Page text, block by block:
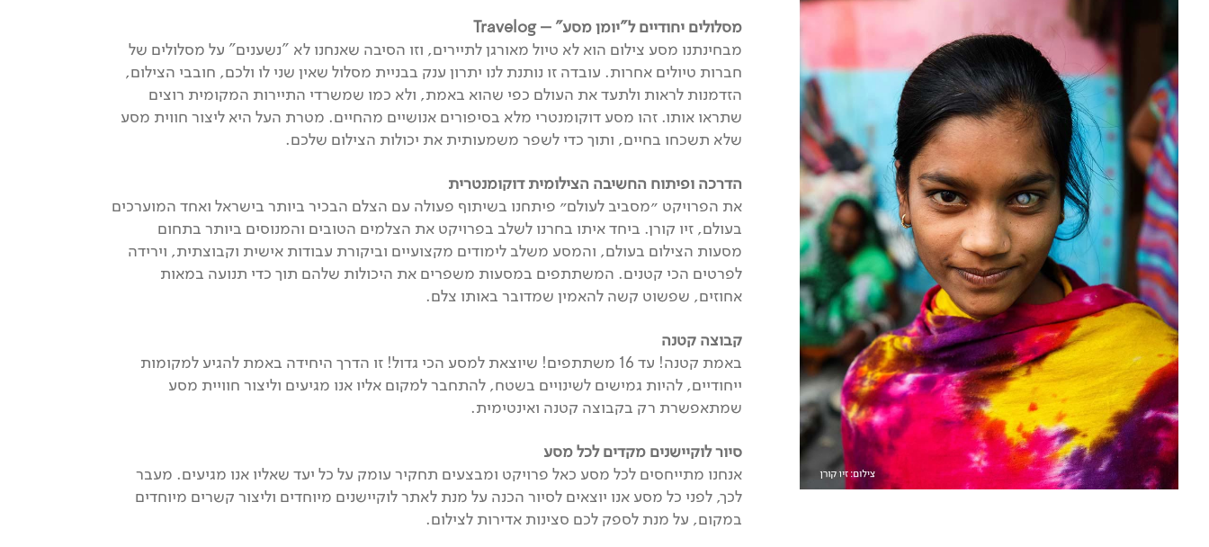
מסלולים יחודיים ל"יומן מסע" – Travelog
מבחינתנו מסע צילום הוא לא טיול מאורגן לתיירים, וזו הסיבה שאנחנו לא "נשענים" על מסלולים של
חברות טיולים אחרות. עובדה זו נותנת לנו יתרון ענק בבניית מסלול שאין שני לו ולכם, חובבי הצילום,
הזדמנות לראות ולתעד את העולם כפי שהוא באמת, ולא כמו שמשרדי התיירות המקומית רוצים
שתראו אותו. זהו מסע דוקומנטרי מלא בסיפורים אנושיים מהחיים. מטרת העל היא ליצור חווית מסע
שלא תשכחו בחיים, ותוך כדי לשפר משמעותית את יכולות הצילום שלכם.
הדרכה ופיתוח החשיבה הצילומית דוקומנטרית
את הפרויקט ״מסביב לעולם״ פיתחנו בשיתוף פעולה עם הצלם הבכיר ביותר בישראל ואחד המוערכים
בעולם, זיו קורן. ביחד איתו בחרנו לשלב בפרויקט את הצלמים הטובים והמנוסים ביותר בתחום
מסעות הצילום בעולם, והמסע משלב לימודים מקצועיים וביקורת עבודות אישית וקבוצתית, וירידה
לפרטים הכי קטנים. המשתתפים במסעות משפרים את היכולות שלהם תוך כדי תנועה במאות
אחוזים, שפשוט קשה להאמין שמדובר באותו צלם.
קבוצה קטנה
באמת קטנה! עד 16 משתתפים! שיוצאת למסע הכי גדול! זו הדרך היחידה באמת להגיע למקומות
ייחודיים, להיות גמישים לשינויים בשטח, להתחבר למקום אליו אנו מגיעים וליצור חוויית מסע
שמתאפשרת רק בקבוצה קטנה ואינטימית.
סיור לוקיישנים מקדים לכל מסע
אנחנו מתייחסים לכל מסע כאל פרויקט ומבצעים תחקיר עומק על כל יעד שאליו אנו מגיעים. מעבר
לכך, לפני כל מסע אנו יוצאים לסיור הכנה על מנת לאתר לוקיישנים מיוחדים וליצור קשרים מיוחדים
במקום, על מנת לספק לכם סצינות אדירות לצילום.